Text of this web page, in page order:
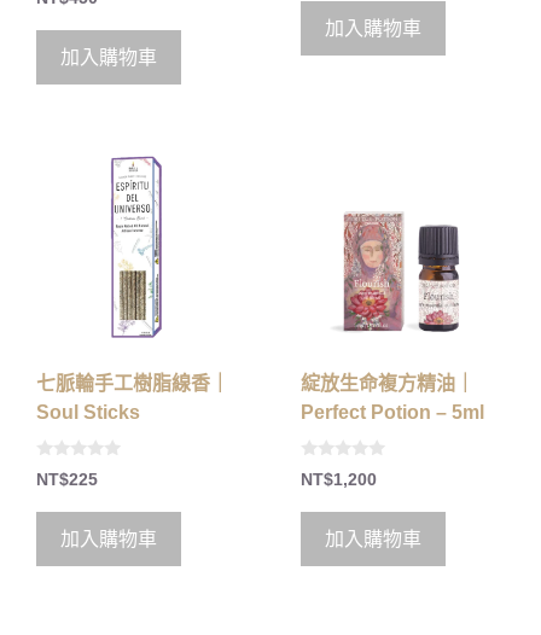
o
t
5
加入購物車
t
5
加入購物車
七脈輪手工樹脂線香｜
Soul Sticks
0
o
5
NT$225
加入購物車
綻放生命複方精油｜
Perfect Potion – 5ml
0
o
5
NT$1,200
加入購物車